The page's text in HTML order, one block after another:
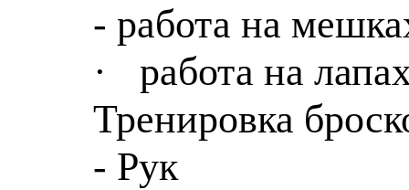
- работа на
·
работа на
Тренировка
- Рук